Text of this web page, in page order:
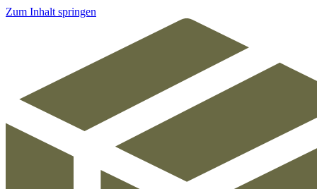
Zum Inhalt springen